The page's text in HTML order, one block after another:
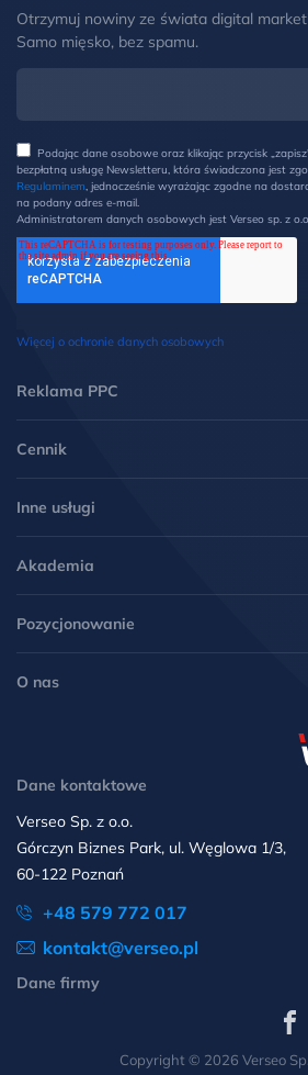
Otrzymuj nowiny ze świata digital
Samo mięsko, bez spamu.
Podając dane osobowe oraz klikając przycisk
bezpłatną usługę Newsletteru, która świadczona jest
Regulaminem, jednocześnie wyrażając zgodne na
na podany adres e-mail.
Administratorem danych osobowych jest Verseo sp. z
Poznaniu przy ul. Węglowej 1/3 (60-122 Poznań). Z
można kontaktować się pisemnie na ww. adres lub
adres e-mail: ochronadanych@verseo.pl. Państwa dane
przetwarzane w celu wysyłki newsletteru, zgodnie z
związku z czym mają Państwo prawo do: dostępu do
zgody, możliwość żądania ich usunięcia i ograniczenia lub
sprzeciwu wobec przetwarzania danych oraz wniesienia
Więcej o ochronie danych osobowych
Reklama PPC
Cennik
Inne usługi
Akademia
Pozycjonowanie
O nas
Verseo
Dane kontaktowe
Verseo Sp. z o.o.
Górczyn Biznes Park, ul. Węglowa 1/3,
60-122 Poznań
+48 579 772 017
kontakt@verseo.pl
Dane firmy
Copyright © 2026 Verseo